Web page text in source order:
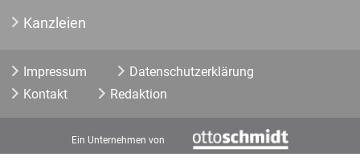
Kanzleien
Impressum
Datenschutzerklärung
Kontakt
Redaktion
Ein Unternehmen von